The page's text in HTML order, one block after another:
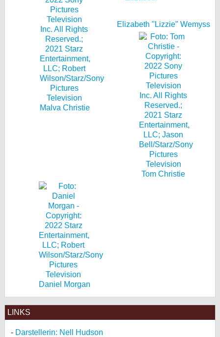
Malva Christie
Elizabeth "Lizzie" Wemyss
Tom Christie
Daniel Morgan
LINKS
Darstellerin: Nell Hudson